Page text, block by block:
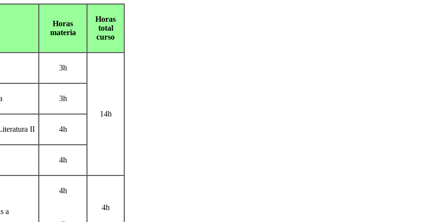
Horas
materia
Horas
total
curso
3h
14h
3h
II 4h
4h
a
4h
4h